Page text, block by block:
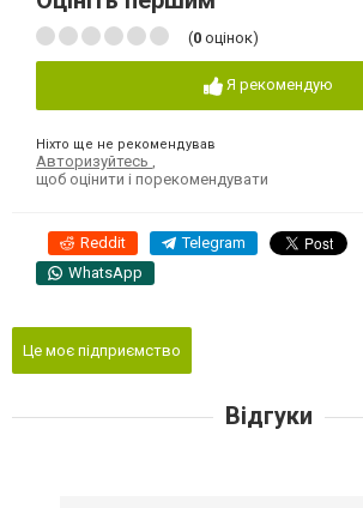
(0 оцінок)
Я рекомендую
Ніхто ще не рекомендував
Авторизуйтесь
щоб оцінити і порекомендувати
Reddit Telegram
WhatsApp
Це моє підприємство
Відгуки